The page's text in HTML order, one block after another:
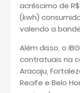
acréscimo de
(kwh)
valendo a
Além disso, o
contratuais na
Aracaju,
Recife e Belo